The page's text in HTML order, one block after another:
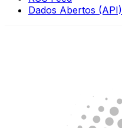
Dados Abertos (API)